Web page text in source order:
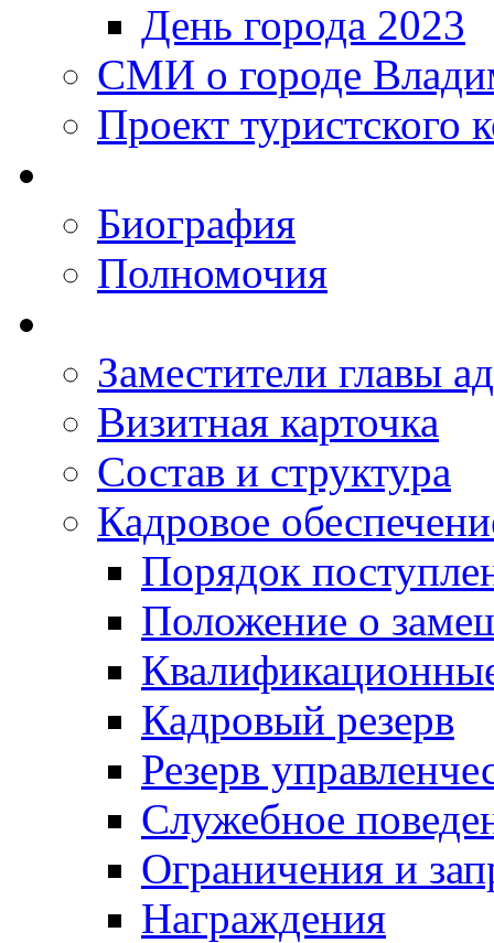
День города 2023
СМИ о городе
Проект туристского
Биография
Полномочия
Заместители главы
Визитная карточка
Состав и структура
Кадровое
Порядок
Положение о
Кадровый резерв
Резерв
Служебное
Ограничения и
Награждения